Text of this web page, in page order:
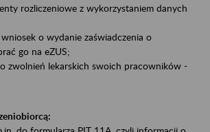
rozliczeniowe z wykorzystaniem danych
o wydanie zaświadczenia o
go na eZUS;
zwolnień lekarskich swoich pracowników -